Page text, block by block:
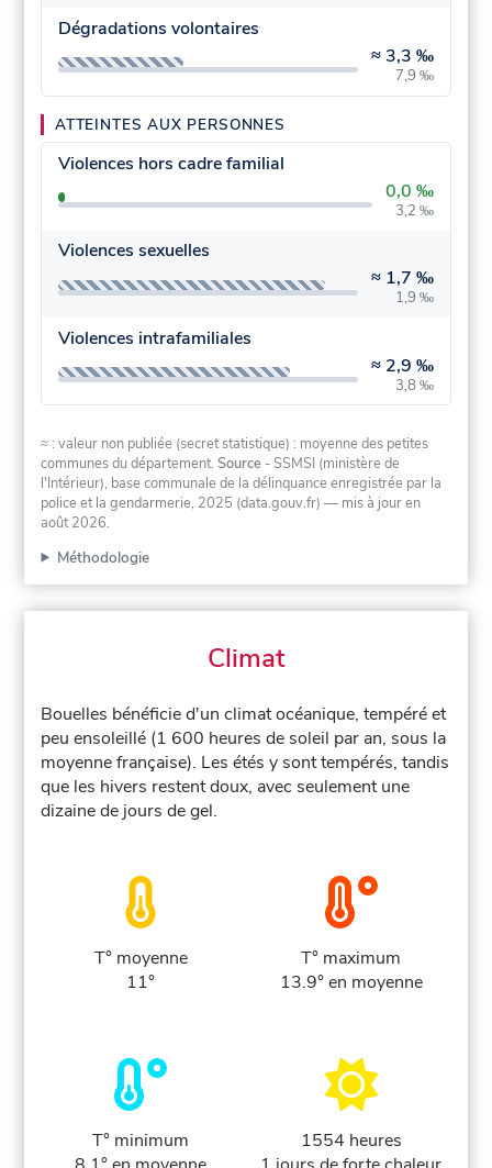
Dégradations volontaires
≈ 3,3 ‰
7,9 ‰
ATTEINTES AUX PERSONNES
Violences hors cadre familial
0,0 ‰
3,2 ‰
Violences sexuelles
≈ 1,7 ‰
1,9 ‰
Violences intrafamiliales
≈ 2,9 ‰
3,8 ‰
≈ : valeur non publiée (secret statistique) : moyenne des petites
communes du département.Source - SSMSI (ministère de
l'Intérieur), base communale de la délinquance enregistrée par la
police et la gendarmerie, 2025 (data.gouv.fr) — mis à jour en
août 2026.
Méthodologie
Climat
Bouelles bénéficie d'un climat océanique, tempéré et
peu ensoleillé (1 600 heures de soleil par an, sous la
moyenne française). Les étés y sont tempérés, tandis
que les hivers restent doux, avec seulement une
dizaine de jours de gel.
T° moyenne
11°
T° maximum
13.9° en moyenne
T° minimum
1554 heures